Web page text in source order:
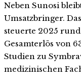
Neben Sunosi
Umsatzbringer.
steuerte 2025
Gesamterlös von
Studien zu
medizinischen